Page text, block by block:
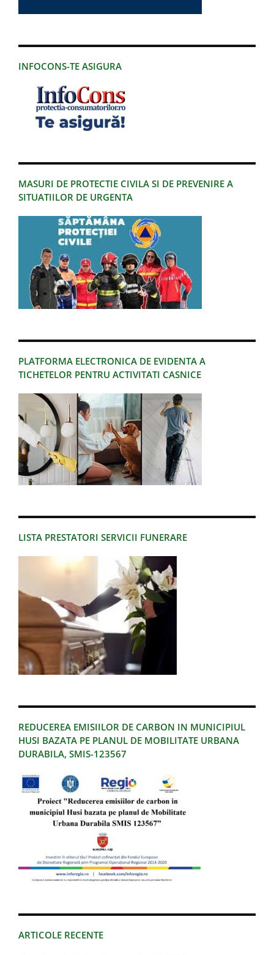
INFOCONS-TE ASIGURA
MASURI DE PROTECTIE CIVILA SI DE PREVENIRE A
SITUATIILOR DE URGENTA
PLATFORMA ELECTRONICA DE EVIDENTA A
TICHETELOR PENTRU ACTIVITATI CASNICE
LISTA PRESTATORI SERVICII FUNERARE
REDUCEREA EMISIILOR DE CARBON IN MUNICIPIUL
HUSI BAZATA PE PLANUL DE MOBILITATE URBANA
DURABILA, SMIS-123567
ARTICOLE RECENTE